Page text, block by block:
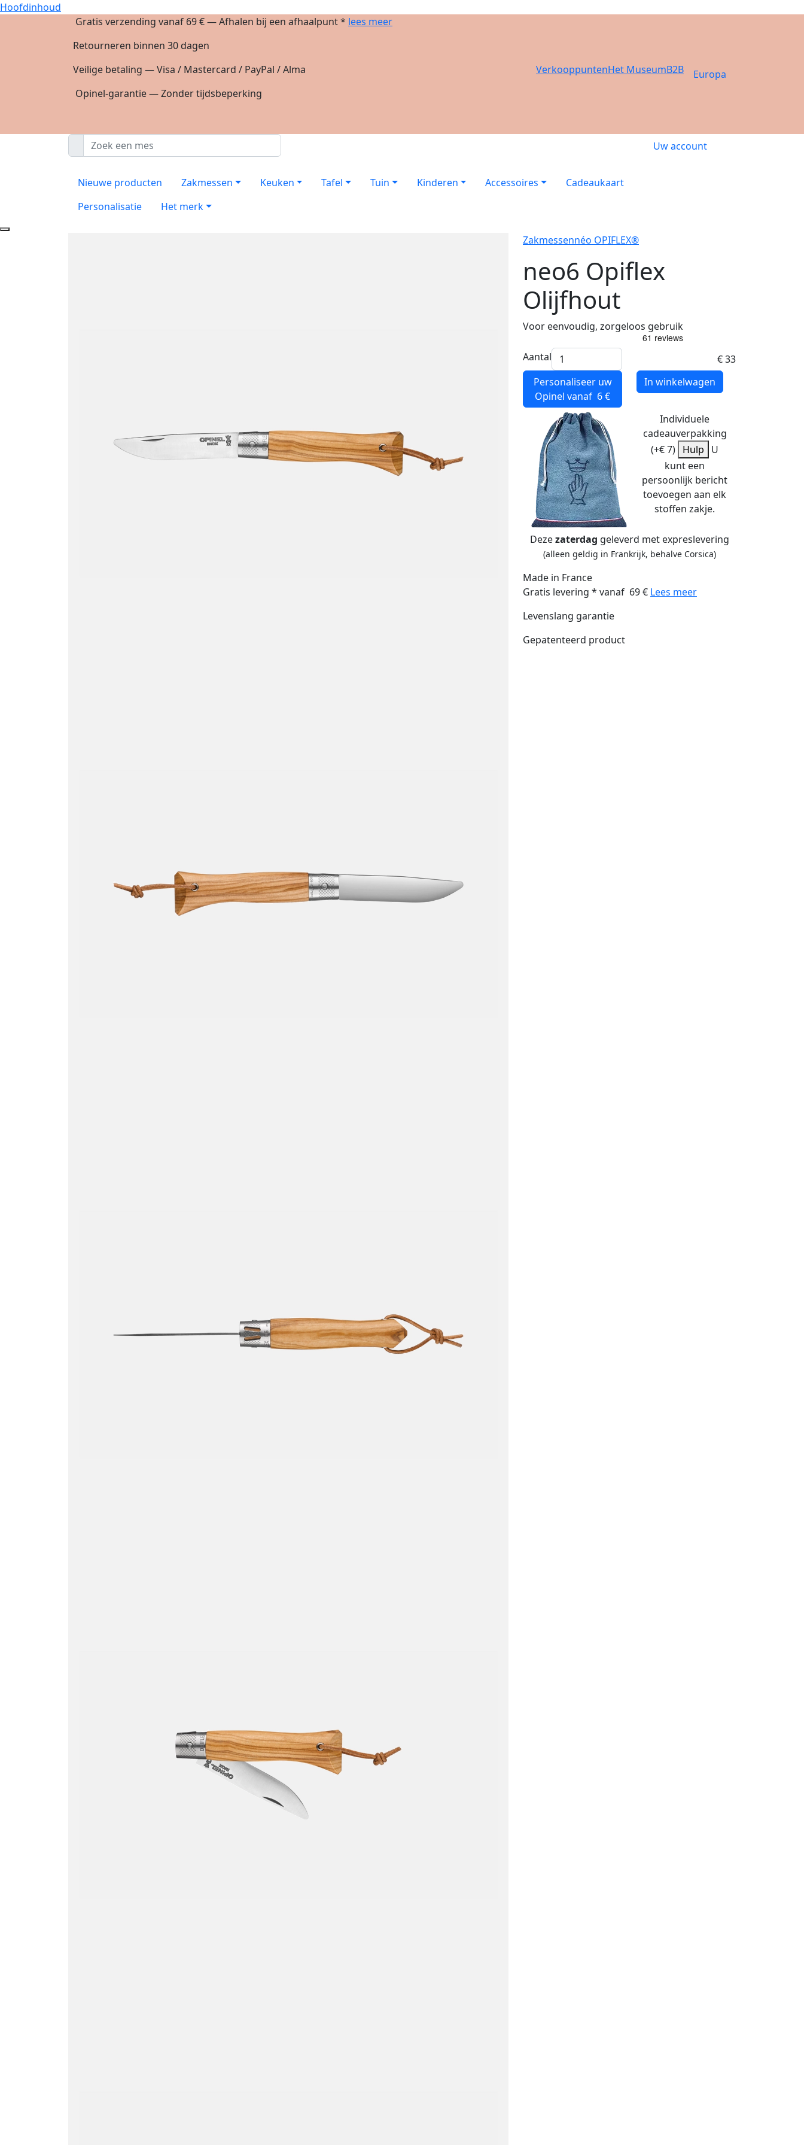
Hoofdinhoud
Gratis verzending vanaf 69 € — Afhalen bij een afhaalpunt * lees meer
Retourneren binnen 30 dagen
Veilige betaling — Visa / Mastercard / PayPal / Alma
Opinel-garantie — Zonder tijdsbeperking
VerkooppuntenHet MuseumB2B Europa
Uw account
Nieuwe producten Zakmessen Keuken Tafel Tuin Kinderen Accessoires
Cadeaukaart
Personalisatie
Het merk
Zakmessennéo OPIFLEX®
neo6 Opiflex
Olijfhout
Voor eenvoudig, zorgeloos gebruik
Aantal
€ 33
Personaliseer uw
Opinel vanaf 6 €
In winkelwagen
Individuele
cadeauverpakking
(+€ 7) Hulp
U
kunt een
persoonlijk bericht
toevoegen aan elk
stoffen zakje.
Dezezaterdag geleverd met expreslevering
(alleen geldig in Frankrijk, behalve Corsica)
Made in France
Gratis levering * vanaf 69 € Lees meer
Levenslang garantie
Gepatenteerd product